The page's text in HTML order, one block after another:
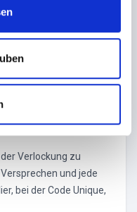
ohne Urteil oder
erkunden. Lasst
und erlebt eine
Verlockung zu
und jede
bei der Code Unique,